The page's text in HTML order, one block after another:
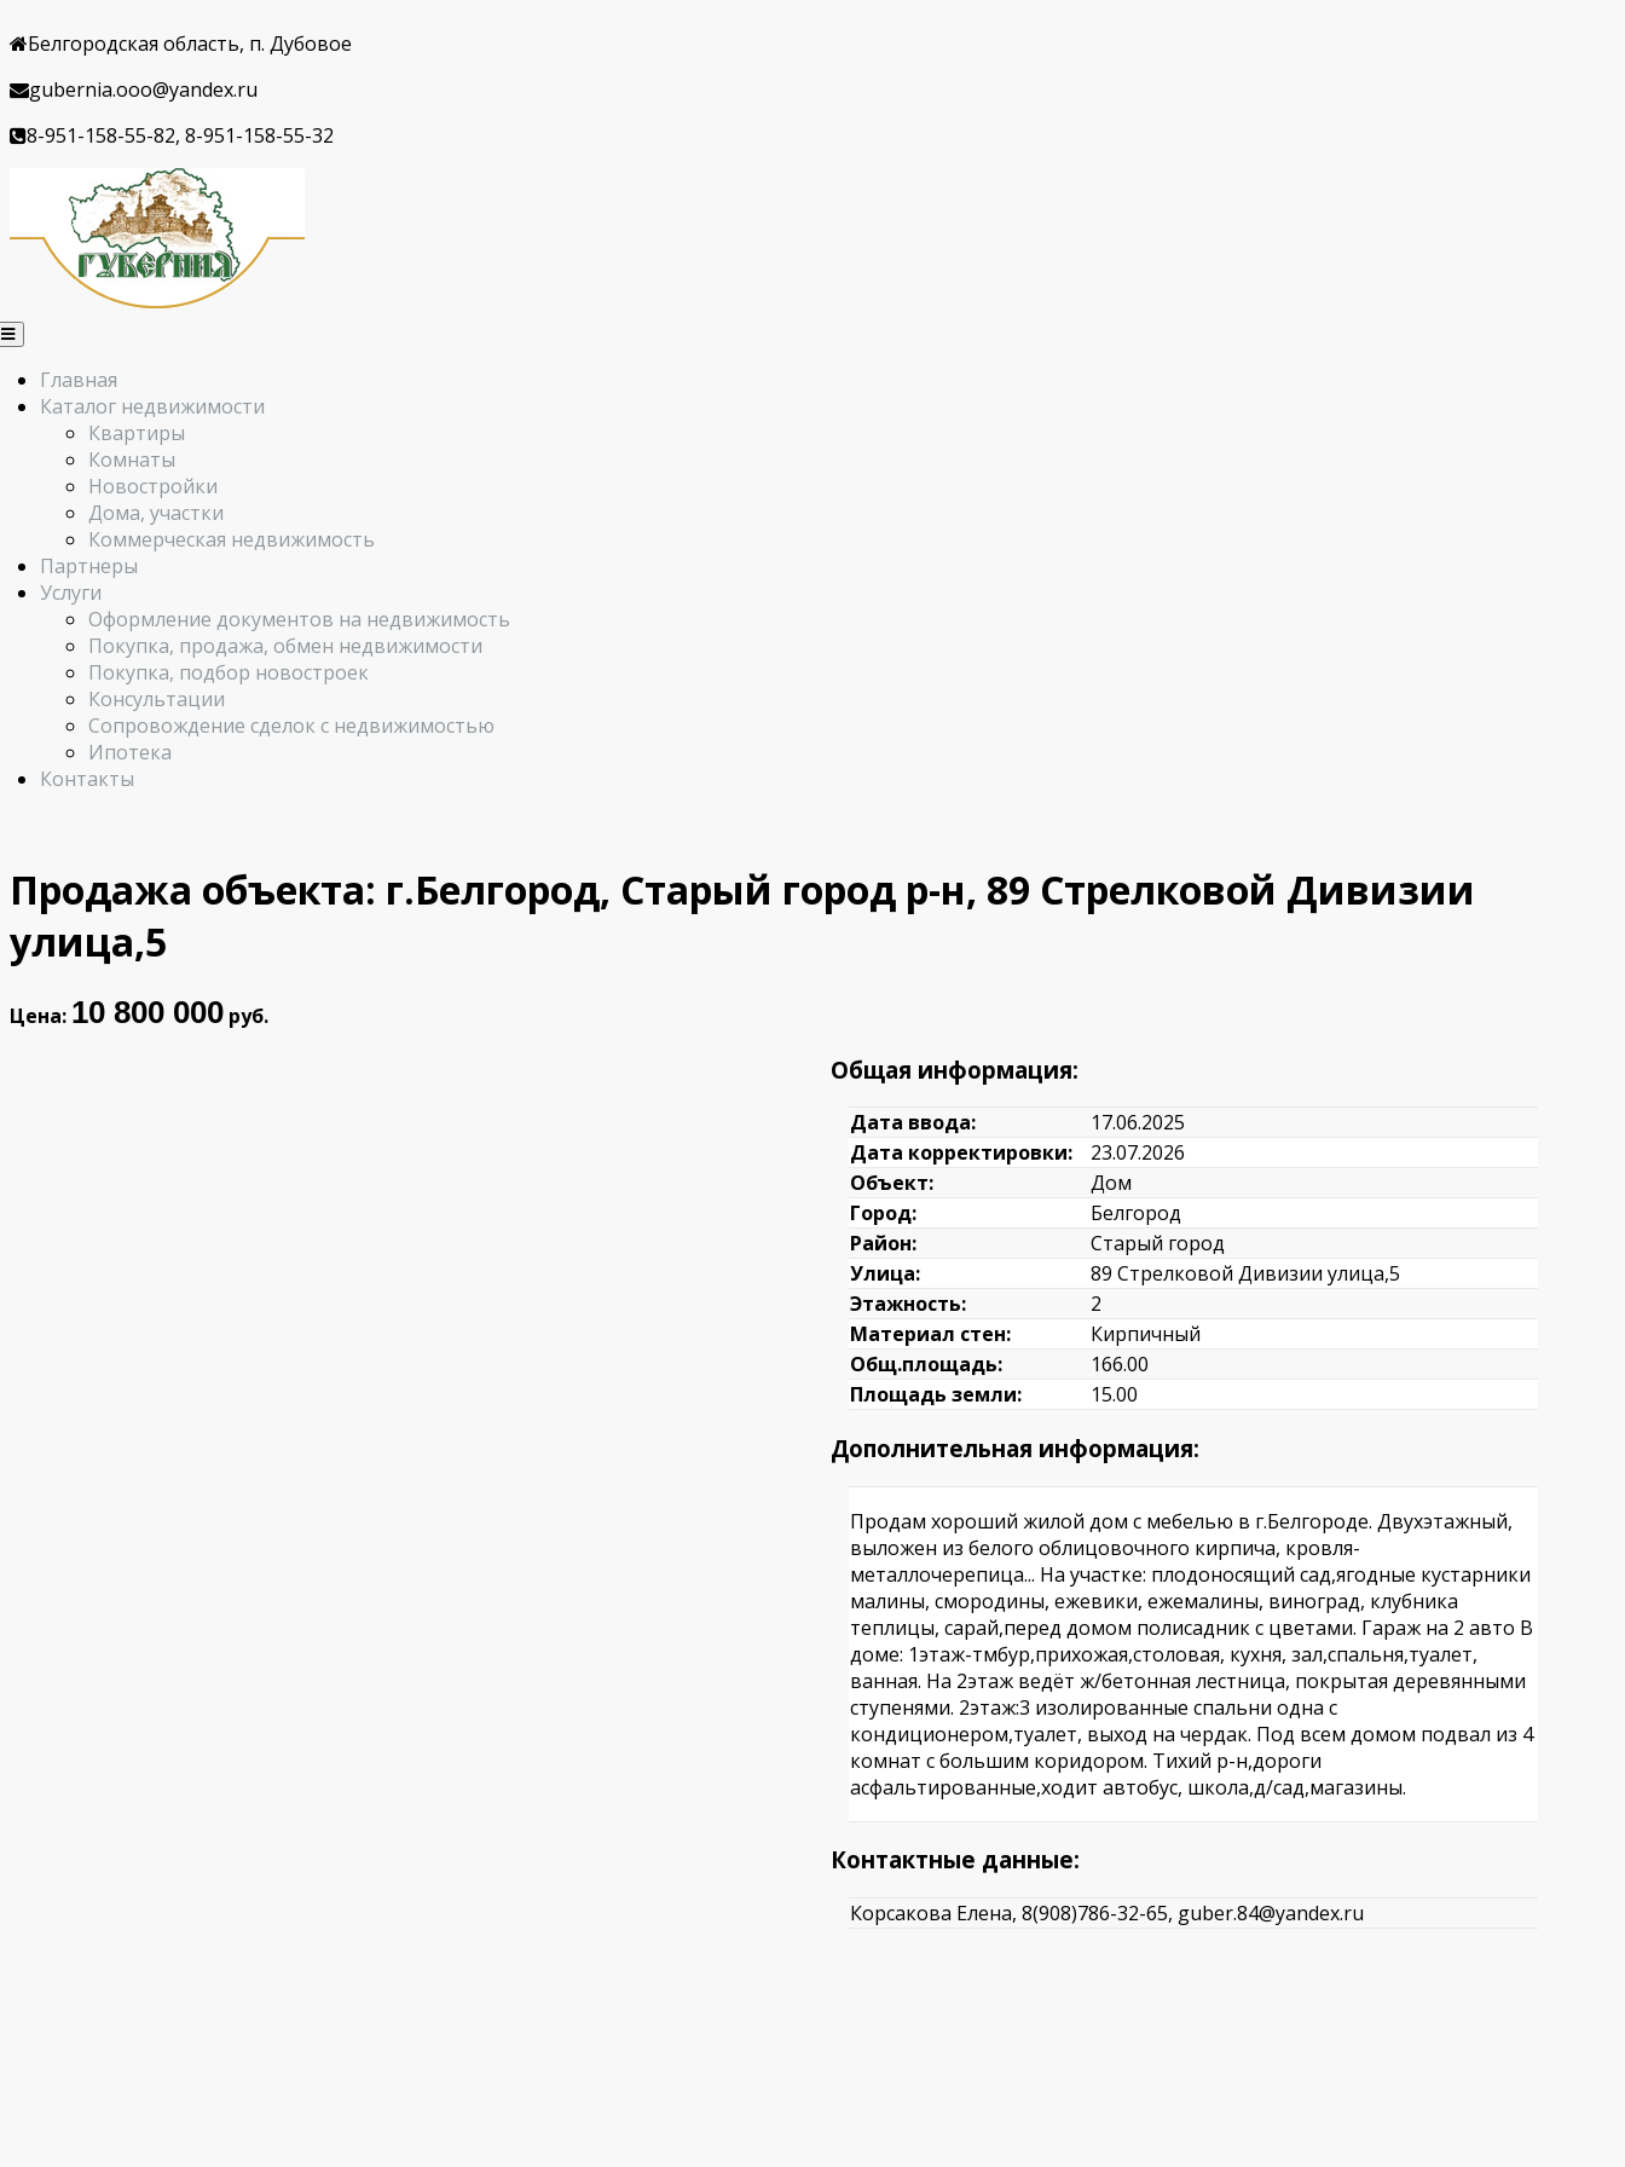
Белгородская область, п. Дубовое
gubernia.ooo@yandex.ru
8-951-158-55-82, 8-951-158-55-32
Главная
Каталог недвижимости
Квартиры
Комнаты
Новостройки
Дома, участки
Коммерческая недвижимость
Партнеры
Услуги
Оформление документов на недвижимость
Покупка, продажа, обмен недвижимости
Покупка, подбор новостроек
Консультации
Сопровождение сделок с недвижимостью
Ипотека
Контакты
Продажа объекта: г.Белгород, Старый город р-н, 89 Стрелковой Дивизии
улица,5
Цена: 10 800 000 руб.
Общая информация:
Дата ввода:
17.06.2025
Дата корректировки:
23.07.2026
Объект:
Дом
Город:
Белгород
Район:
Старый город
Улица:
89 Стрелковой Дивизии улица,5
Этажность:
2
Материал стен:
Кирпичный
Общ.площадь:
166.00
Площадь земли:
15.00
Дополнительная информация:
Продам хороший жилой дом с мебелью в г.Белгороде. Двухэтажный,
выложен из белого облицовочного кирпича, кровля-
металлочерепица... На участке: плодоносящий сад,ягодные кустарники
малины, смородины, ежевики, ежемалины, виноград, клубника
теплицы, сарай,перед домом полисадник с цветами. Гараж на 2 авто В
доме: 1этаж-тмбур,прихожая,столовая, кухня, зал,спальня,туалет,
ванная. На 2этаж ведёт ж/бетонная лестница, покрытая деревянными
ступенями. 2этаж:3 изолированные спальни одна с
кондиционером,туалет, выход на чердак. Под всем домом подвал из 4
комнат с большим коридором. Тихий р-н,дороги
асфальтированные,ходит автобус, школа,д/сад,магазины.
Контактные данные:
Корсакова Елена, 8(908)786-32-65, guber.84@yandex.ru